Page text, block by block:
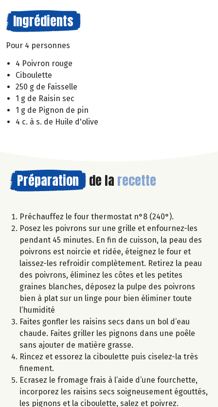
Ingrédients
Pour 4 personnes
4 Poivron rouge
Ciboulette
250 g de Faisselle
1 g de Raisin sec
1 g de Pignon de pin
4 c. à s. de Huile d'olive
Préparation de la recette
Préchauffez le four thermostat n°8 (240°).
Posez les poivrons sur une grille et enfournez-les
pendant 45 minutes. En fin de cuisson, la peau des
poivrons est noircie et ridée, éteignez le four et
laissez-les refroidir complètement. Retirez la peau
des poivrons, éliminez les côtes et les petites
graines blanches, déposez la pulpe des poivrons
bien à plat sur un linge pour bien éliminer toute
l’humidité
Faites gonfler les raisins secs dans un bol d’eau
chaude. Faites griller les pignons dans une poêle
sans ajouter de matière grasse.
Rincez et essorez la ciboulette puis ciselez-la très
finement.
Ecrasez le fromage frais à l’aide d’une fourchette,
incorporez les raisins secs soigneusement égouttés,
les pignons et la ciboulette, salez et poivrez.